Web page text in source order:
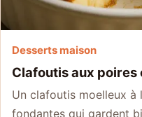
Desserts maison
Clafoutis aux poires
Un clafoutis moelleux à
fondantes qui gardent